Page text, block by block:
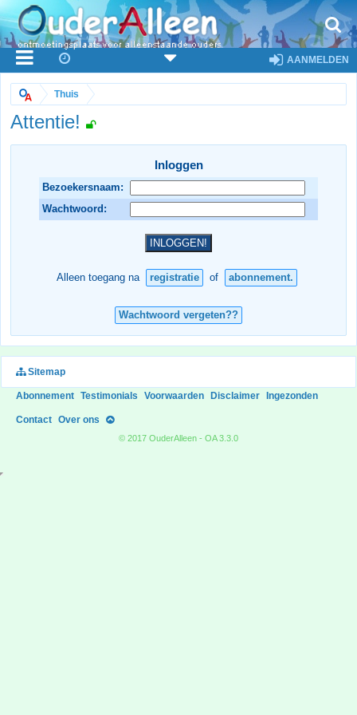
AANMELDEN
Thuis
Attentie!
Inloggen
Bezoekersnaam:
Wachtwoord:
Alleen toegang na registratie of abonnement.
Wachtwoord vergeten??
Sitemap
Abonnement Testimonials Voorwaarden Disclaimer Ingezonden
Contact Over ons
© 2017 OuderAlleen - OA 3.3.0